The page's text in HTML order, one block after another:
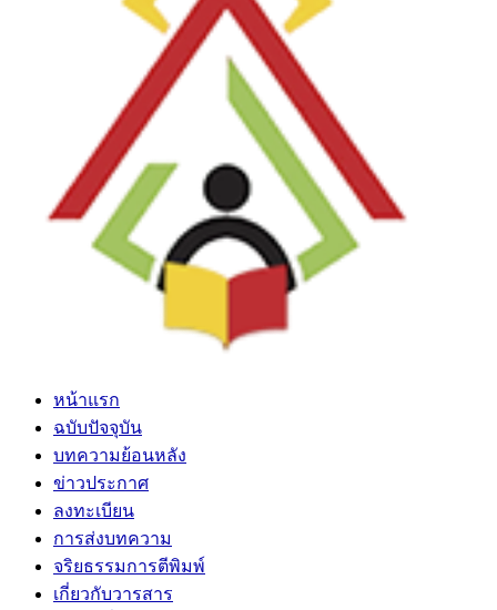
หน้าแรก
ฉบับปัจจุบัน
บทความย้อนหลัง
ข่าวประกาศ
ลงทะเบียน
การส่งบทความ
จริยธรรมการตีพิมพ์
เกี่ยวกับวารสาร